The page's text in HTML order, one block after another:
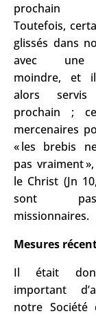
prochain
Toutefois,
glissés dans
avec une
moindre, et
alors
prochain ;
mercenaires
« les brebis
pas vraiment
le Christ (Jn
sont
missionnaires.
Mesures
Il était
important
notre Société